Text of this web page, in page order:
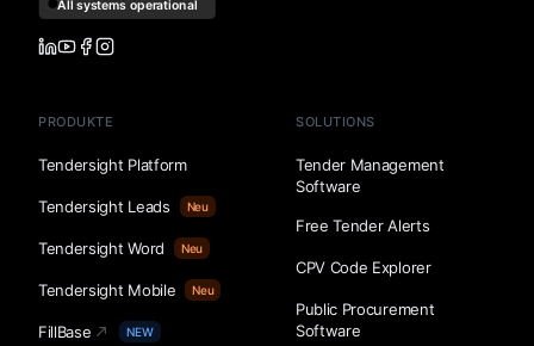
PRODUKTE
Tendersight Platform
Tendersight Leads Neu
Tendersight Word Neu
Tendersight Mobile Neu
FillBase NEW
SOLUTIONS
Tender Management
Software
Free Tender Alerts
CPV Code Explorer
Public Procurement
Software